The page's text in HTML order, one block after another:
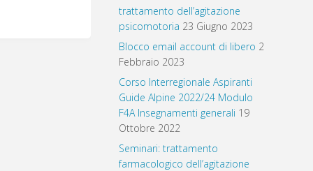
trattamento dell’agitazione
psicomotoria 23 Giugno 2023
Blocco email account di libero 2
Febbraio 2023
Corso Interregionale Aspiranti
Guide Alpine 2022/24 Modulo
F4A Insegnamenti generali 19
Ottobre 2022
Seminari: trattamento
farmacologico dell’agitazione